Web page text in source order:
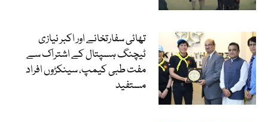
تھائی سفارتخانے اور اکبر نیازی
ٹیچنگ ہسپتال کے اشتراک سے
مفت طبی کیمپ، سینکڑوں افراد
مستفید